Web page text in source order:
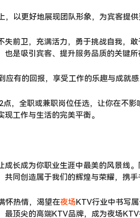
以更好地展现团队形象，为宾客提供
前卫，充满活力，勇于挑战自我，
是吸引宾客、提升服务品质的关键所
有的回报，享受工作的乐趣与成就感
，全职或兼职岗位任选，让你在不
工作与生活的完美平衡。
长成为你职业生涯中最美的风景线
同创造属于我们的辉煌与荣耀，携手
怀热情，渴望在夜场KTV行业中书写
最顶尖的高端KTV品牌，成为夜场